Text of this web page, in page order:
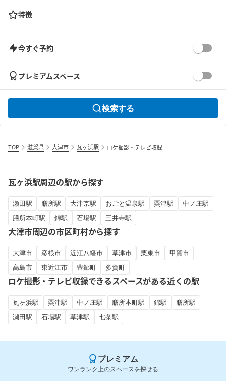
特徴
今すぐ予約
プレミアムスペース
検索する
TOP 滋賀県 大津市 瓦ヶ浜駅 ロケ撮影・テレビ収録
瓦ヶ浜駅周辺の駅から探す
瀬田駅 膳所駅 大津京駅 おごと温泉駅 粟津駅
中ノ庄駅
膳所本町駅
錦駅 石場駅 三井寺駅
大津市周辺の市区町村から探す
大津市 彦根市 近江八幡市 草津市 栗東市
甲賀市
高島市
東近江市 豊郷町 多賀町
ロケ撮影・テレビ収録できるスペースがある近くの駅
瓦ヶ浜駅 粟津駅 中ノ庄駅 膳所本町駅 錦駅
膳所駅
瀬田駅
石場駅 草津駅 七条駅
プレミアム
ワンランク上のスペースを探せる